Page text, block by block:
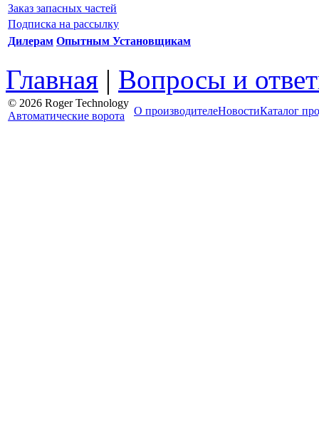
Заказ запасных частей
Подписка на рассылку
Дилерам Опытным Установщикам
Главная | Вопросы и
© 2026 Roger Technology
Автоматические ворота
О производителеНовостиКаталог